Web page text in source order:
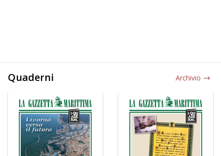
Quaderni Archivio